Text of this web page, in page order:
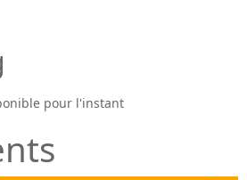
pour l'instant